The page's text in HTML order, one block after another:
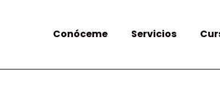
Conóceme Servicios